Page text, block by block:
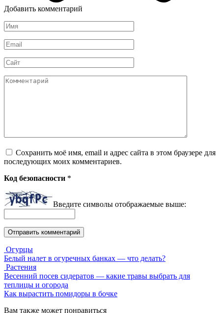
Добавить комментарий
Имя
*
Email
*
Сайт
Комментарий
Сохранить моё имя, email и адрес сайта в этом браузере для
последующих моих комментариев.
Код безопасности *
Введите символы отображаемые выше:
Огурцы
Белый налет в огуречных банках — что делать?
Растения
Весенний посев сидератов — какие травы выбрать для
теплицы и огорода
Как вырастить помидоры в бочке
Вам также может понравиться